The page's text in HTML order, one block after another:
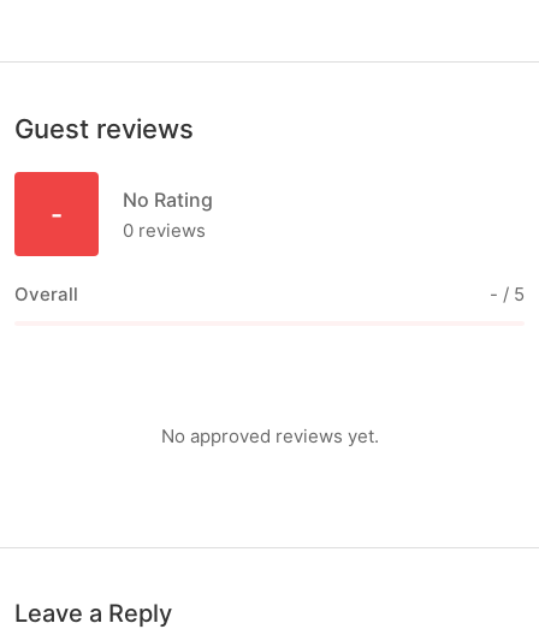
Guest reviews
- No Rating
0 reviews
Overall - / 5
No approved reviews yet.
Leave a Reply